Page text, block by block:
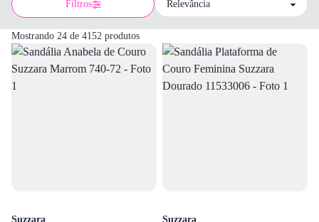
Filtros
Sort by
Mostrando 24 de 4152 produtos
Suzzara Suzzara